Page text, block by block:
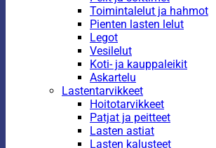
Toimintalelut ja hahmot
Pienten lasten lelut
Legot
Vesilelut
Koti- ja kauppaleikit
Askartelu
Lastentarvikkeet
Hoitotarvikkeet
Patjat ja peitteet
Lasten astiat
Lasten kalusteet